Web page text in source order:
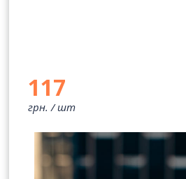
117
грн. /шт